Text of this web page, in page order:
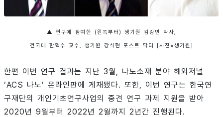
▲ 연구에 참여한 (왼쪽부터) 생기원 김강민 박사,
건국대 한혁수 교수, 생기원 강석현 포스트 닥터 [사진=생기원]
한편 이번 연구 결과는 지난 3월, 나노소재 분야 해외저널
‘ACS 나노’ 온라인판에 게재됐다. 또한, 이번 연구는 한국연
구재단의 개인기초연구사업의 중견 연구 과제 지원을 받아
2020년 9월부터 2022년 2월까지 2년간 진행된다.